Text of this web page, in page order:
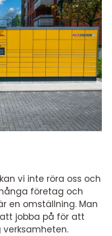
vi inte röra oss och
företag och
en omställning. Man
jobba på för att